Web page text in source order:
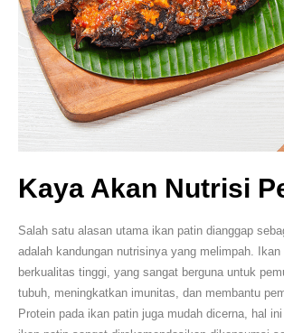
Kaya Akan Nutrisi
Salah satu alasan utama ikan patin dianggap
adalah kandungan nutrisinya yang melimpah.
berkualitas tinggi, yang sangat berguna untuk
tubuh, meningkatkan imunitas, dan membantu
Protein pada ikan patin juga mudah dicerna, hal